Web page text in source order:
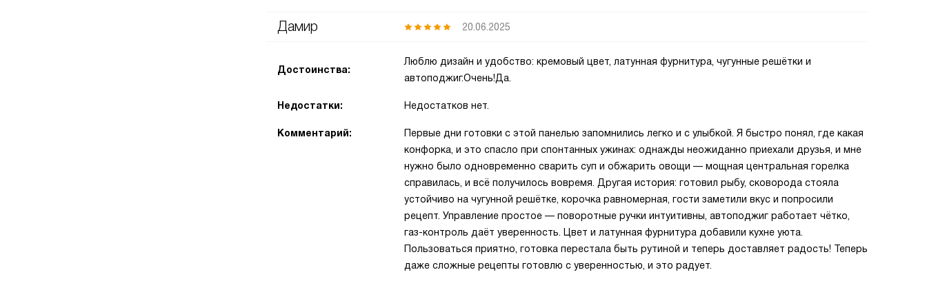
Дамир 20.06.2025
Достоинства:
Люблю дизайн и удобство: кремовый цвет, латунная фурнитура, чугунные решётки и
автоподжиг.Очень!Да.
Недостатки: Недостатков нет.
Комментарий:
Первые дни готовки с этой панелью запомнились легко и с улыбкой. Я быстро понял, где какая
конфорка, и это спасло при спонтанных ужинах: однажды неожиданно приехали друзья, и мне
нужно было одновременно сварить суп и обжарить овощи — мощная центральная горелка
справилась, и всё получилось вовремя. Другая история: готовил рыбу, сковорода стояла
устойчиво на чугунной решётке, корочка равномерная, гости заметили вкус и попросили
рецепт. Управление простое — поворотные ручки интуитивны, автоподжиг работает чётко,
газ-контроль даёт уверенность. Цвет и латунная фурнитура добавили кухне уюта.
Пользоваться приятно, готовка перестала быть рутиной и теперь доставляет радость! Теперь
даже сложные рецепты готовлю с уверенностью, и это радует.